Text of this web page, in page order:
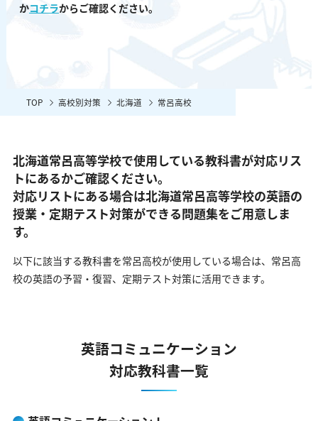
かコチラからご確認ください。
TOP 高校別対策 北海道 常呂高校
北海道常呂高等学校で使用している教科書が対応リス
トにあるかご確認ください。
対応リストにある場合は北海道常呂高等学校の英語の
授業・定期テスト対策ができる問題集をご用意しま
す。
以下に該当する教科書を常呂高校が使用している場合は、 常呂高
校の英語の予習・復習、定期テスト対策に活用できます。
英語コミュニケーション
対応教科書一覧